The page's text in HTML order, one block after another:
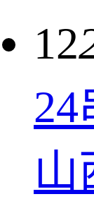
12
山